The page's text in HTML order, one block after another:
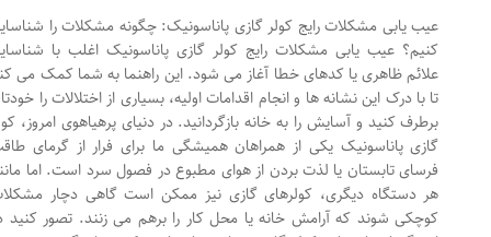
عیب یابی مشکلات رایج کولر گازی پاناسونیک: چگونه مشکلات را شناسایی
کنیم؟ عیب یابی مشکلات رایج کولر گازی پاناسونیک اغلب با شناسایی
علائم ظاهری یا کدهای خطا آغاز می شود. این راهنما به شما کمک می کند
تا با درک این نشانه ها و انجام اقدامات اولیه، بسیاری از اختلالات را خودتان
برطرف کنید و آسایش را به خانه بازگردانید. در دنیای پرهیاهوی امروز، کولر
گازی پاناسونیک یکی از همراهان همیشگی ما برای فرار از گرمای طاقت
فرسای تابستان یا لذت بردن از هوای مطبوع در فصول سرد است. اما مانند
هر دستگاه دیگری، کولرهای گازی نیز ممکن است گاهی دچار مشکلات
کوچکی شوند که آرامش خانه یا محل کار را برهم می زنند. تصور کنید در